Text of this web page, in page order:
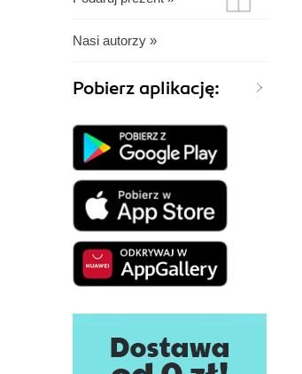
Nasi autorzy »
Pobierz aplikację: